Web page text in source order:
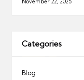
November 22, 2025
Categories
Blog